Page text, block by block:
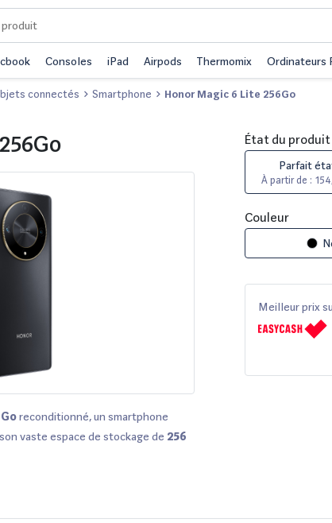
Consoles iPad Airpods Thermomix Ordinateurs
connectés Smartphone Honor Magic 6 Lite 256Go
reconditionné, un smartphone
vaste espace de stockage de 256
et médias. Ce modèle bénéficie
État du produit
Parfait
À partir de :
Couleur
Meilleur prix